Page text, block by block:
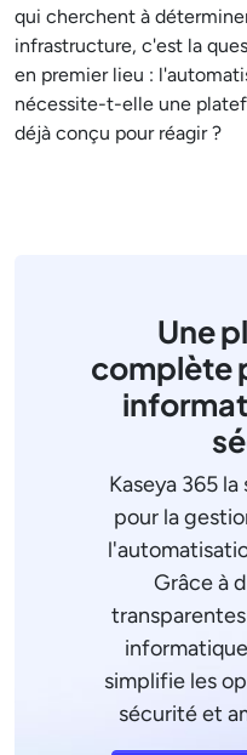
qui cherchent à
infrastructure, c'est la
en premier lieu :
nécessite-t-elle une
déjà conçu pour réagir ?
Une
complète
Kaseya 365
pour la
Grâce à
simplifie les
sécurité et